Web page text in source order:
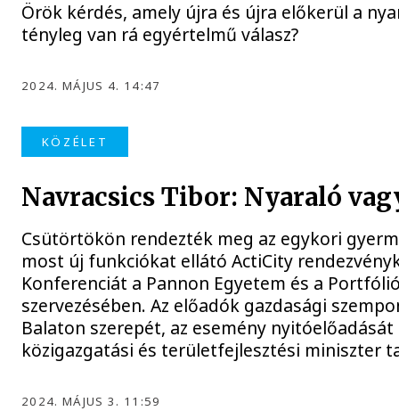
Örök kérdés, amely újra és újra előkerül a
tényleg van rá egyértelmű válasz?
2024. MÁJUS 4. 14:47
KÖZÉLET
Navracsics Tibor: Nyaraló
Csütörtökön rendezték meg az egykori
most új funkciókat ellátó ActiCity
Konferenciát a Pannon Egyetem és a
szervezésében. Az előadók gazdasági
Balaton szerepét, az esemény nyitóelőadását
közigazgatási és területfejlesztési
2024. MÁJUS 3. 11:59